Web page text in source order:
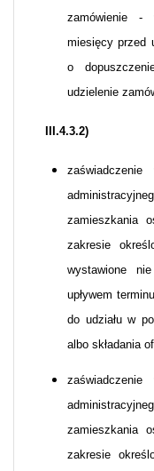
zamówienie -
miesięcy przed
o
udzielenie
III.4.3.2)
zaświadczenie
zamieszkania
zakresie
wystawione
upływem
do udziału w
albo składania
zaświadczenie
zamieszkania
zakresie